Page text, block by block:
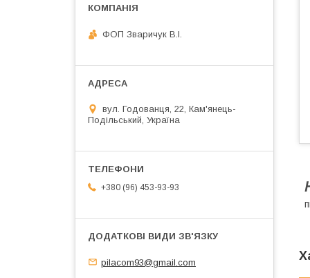
ФОП Зваричук В.І.
вул. Годованця, 22, Кам'янець-
Подільський, Україна
+380 (96) 453-93-93
pilacom93@gmail.com